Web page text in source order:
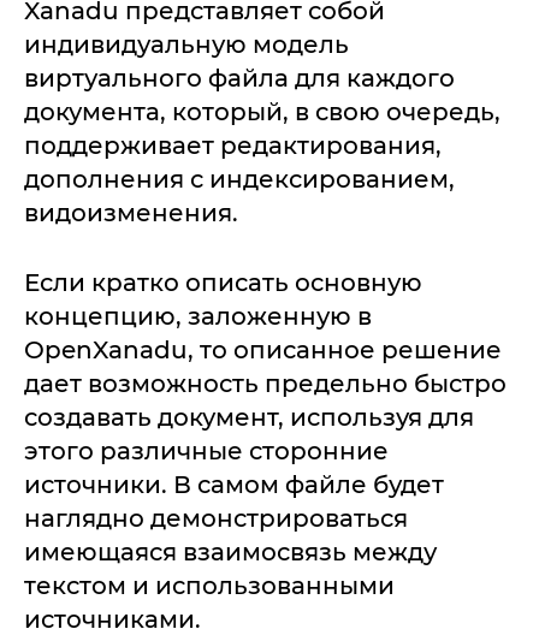
Xanadu представляет собой
индивидуальную модель
виртуального файла для каждого
документа, который, в свою очередь,
поддерживает редактирования,
дополнения с индексированием,
видоизменения.
Если кратко описать основную
концепцию, заложенную в
OpenXanadu, то описанное решение
дает возможность предельно быстро
создавать документ, используя для
этого различные сторонние
источники. В самом файле будет
наглядно демонстрироваться
имеющаяся взаимосвязь между
текстом и использованными
источниками.